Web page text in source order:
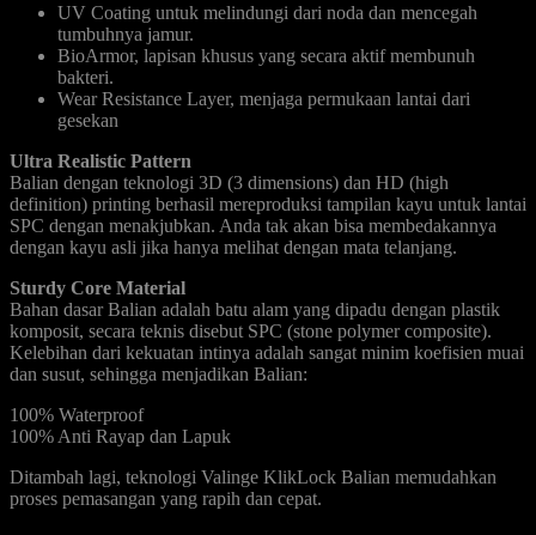
UV Coating untuk melindungi dari noda dan mencegah
tumbuhnya jamur.
BioArmor, lapisan khusus yang secara aktif membunuh
bakteri.
Wear Resistance Layer, menjaga permukaan lantai dari
gesekan
Ultra Realistic Pattern
Balian dengan teknologi 3D (3 dimensions) dan HD (high
definition) printing berhasil mereproduksi tampilan kayu untuk lantai
SPC dengan menakjubkan. Anda tak akan bisa membedakannya
dengan kayu asli jika hanya melihat dengan mata telanjang.
Sturdy Core Material
Bahan dasar Balian adalah batu alam yang dipadu dengan plastik
komposit, secara teknis disebut SPC (stone polymer composite).
Kelebihan dari kekuatan intinya adalah sangat minim koefisien muai
dan susut, sehingga menjadikan Balian:
100% Waterproof
100% Anti Rayap dan Lapuk
Ditambah lagi, teknologi Valinge KlikLock Balian memudahkan
proses pemasangan yang rapih dan cepat.